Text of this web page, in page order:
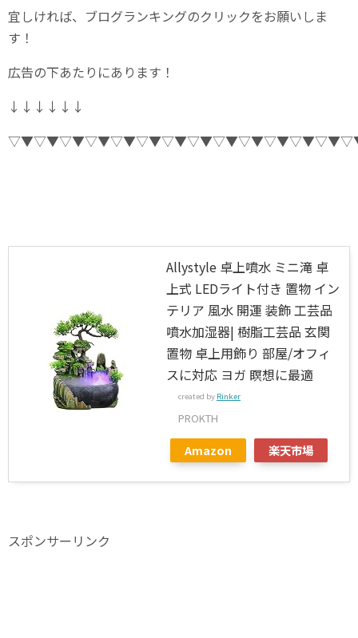
宜しければ、ブログランキングのクリックをお願いしま
す！
広告の下あたりにあります！
↓↓↓↓↓↓
Allystyle 卓上噴水 ミニ滝 卓
上式 LEDライト付き 置物 イン
テリア 風水 開運 装飾 工芸品
噴水加湿器| 樹脂工芸品 玄関
置物 卓上用飾り 部屋/オフィ
スに対応 ヨガ 瞑想に最適
created by Rinker
PROKTH
Amazon 楽天市場
スポンサーリンク